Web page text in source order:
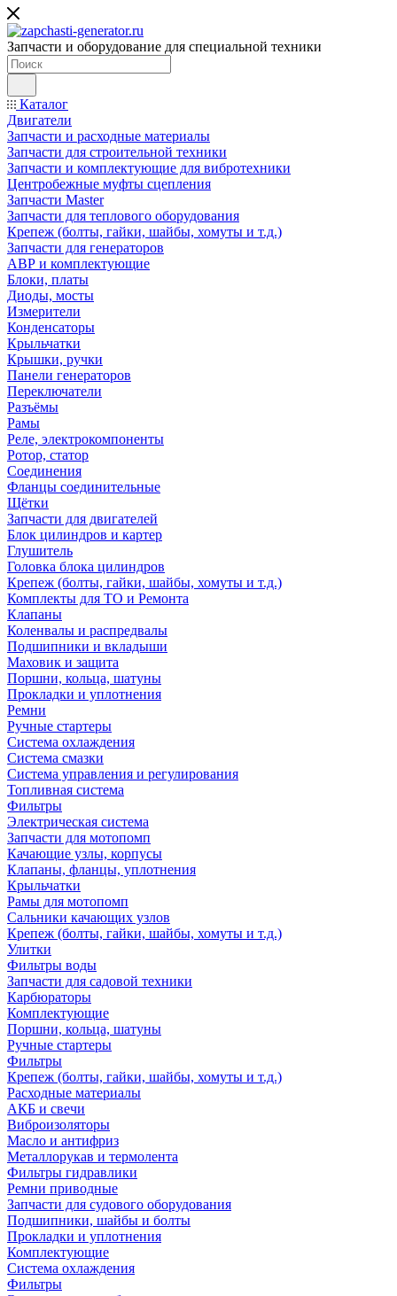
Запчасти и оборудование для специальной техники
Каталог
Двигатели
Запчасти и расходные материалы
Запчасти для строительной техники
Запчасти и комплектующие для вибротехники
Центробежные муфты сцепления
Запчасти Master
Запчасти для теплового оборудования
Крепеж (болты, гайки, шайбы, хомуты и т.д.)
Запчасти для генераторов
АВР и комплектующие
Блоки, платы
Диоды, мосты
Измерители
Конденсаторы
Крыльчатки
Крышки, ручки
Панели генераторов
Переключатели
Разъёмы
Рамы
Реле, электрокомпоненты
Ротор, статор
Соединения
Фланцы соединительные
Щётки
Запчасти для двигателей
Блок цилиндров и картер
Глушитель
Головка блока цилиндров
Крепеж (болты, гайки, шайбы, хомуты и т.д.)
Комплекты для ТО и Ремонта
Клапаны
Коленвалы и распредвалы
Подшипники и вкладыши
Маховик и защита
Поршни, кольца, шатуны
Прокладки и уплотнения
Ремни
Ручные стартеры
Система охлаждения
Система смазки
Система управления и регулирования
Топливная система
Фильтры
Электрическая система
Запчасти для мотопомп
Качающие узлы, корпусы
Клапаны, фланцы, уплотнения
Крыльчатки
Рамы для мотопомп
Сальники качающих узлов
Крепеж (болты, гайки, шайбы, хомуты и т.д.)
Улитки
Фильтры воды
Запчасти для садовой техники
Карбюраторы
Комплектующие
Поршни, кольца, шатуны
Ручные стартеры
Фильтры
Крепеж (болты, гайки, шайбы, хомуты и т.д.)
Расходные материалы
АКБ и свечи
Виброизоляторы
Масло и антифриз
Металлорукав и термолента
Фильтры гидравлики
Ремни приводные
Запчасти для судового оборудования
Подшипники, шайбы и болты
Прокладки и уплотнения
Комплектующие
Система охлаждения
Фильтры